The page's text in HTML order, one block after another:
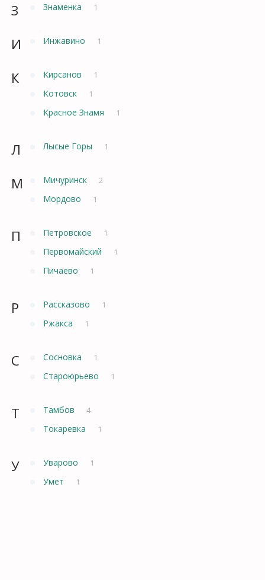
З Знаменка 1
И Инжавино 1
К Кирсанов 1
Котовск 1
Красное Знамя 1
Л Лысые Горы 1
М Мичуринск 2
Мордово 1
П Петровское 1
Первомайский 1
Пичаево 1
Р Рассказово 1
Ржакса 1
С Сосновка 1
Староюрьево 1
Т Тамбов 4
Токаревка 1
У Уварово 1
Умет 1